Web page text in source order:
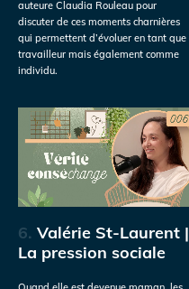
auteure Claudia Rouleau pour
discuter de ces moments charnières
qui permettent d’évoluer en tant que
travailleur mais également comme
individu.
6. Valérie St-Laurent |
La pression sociale